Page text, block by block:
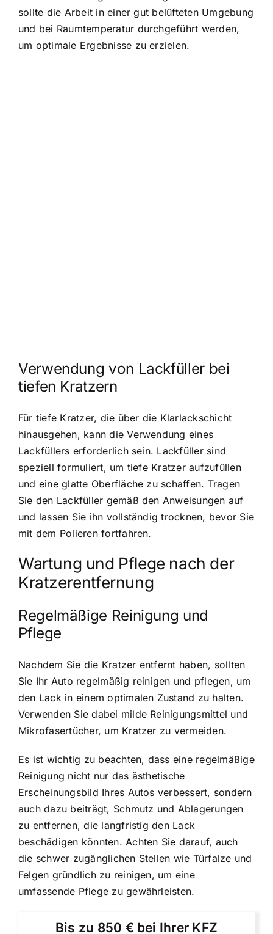
sollte die Arbeit in einer gut belüfteten Umgebung
und bei Raumtemperatur durchgeführt werden,
um optimale Ergebnisse zu erzielen.
Verwendung von Lackfüller bei
tiefen Kratzern
Für tiefe Kratzer, die über die Klarlackschicht
hinausgehen, kann die Verwendung eines
Lackfüllers erforderlich sein. Lackfüller sind
speziell formuliert, um tiefe Kratzer aufzufüllen
und eine glatte Oberfläche zu schaffen. Tragen
Sie den Lackfüller gemäß den Anweisungen auf
und lassen Sie ihn vollständig trocknen, bevor Sie
mit dem Polieren fortfahren.
Wartung und Pflege nach der
Kratzerentfernung
Regelmäßige Reinigung und
Pflege
Nachdem Sie die Kratzer entfernt haben, sollten
Sie Ihr Auto regelmäßig reinigen und pflegen, um
den Lack in einem optimalen Zustand zu halten.
Verwenden Sie dabei milde Reinigungsmittel und
Mikrofasertücher, um Kratzer zu vermeiden.
Es ist wichtig zu beachten, dass eine regelmäßige
Reinigung nicht nur das ästhetische
Erscheinungsbild Ihres Autos verbessert, sondern
auch dazu beiträgt, Schmutz und Ablagerungen
zu entfernen, die langfristig den Lack
beschädigen könnten. Achten Sie darauf, auch
die schwer zugänglichen Stellen wie Türfalze und
Felgen gründlich zu reinigen, um eine
umfassende Pflege zu gewährleisten.
Bis zu 850 € bei Ihrer KFZ